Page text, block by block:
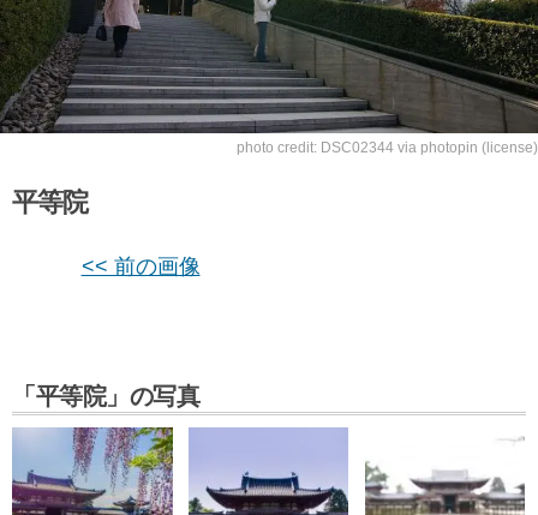
photo credit: DSC02344 via photopin (license)
平等院
<< 前の画像
「平等院」の写真